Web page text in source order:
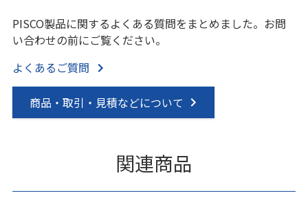
PISCO製品に関するよくある質問をまとめました。お問
い合わせの前にご覧ください。
よくあるご質問
商品・取引・見積などについて
関連商品